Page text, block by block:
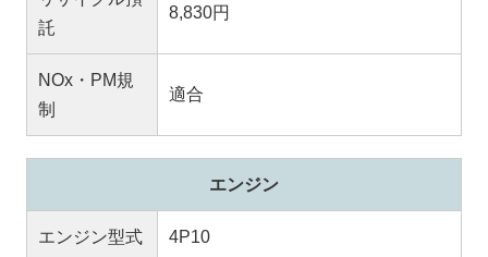
託
8,830円
NOx・PM規
制
適合
エンジン
エンジン型式 4P10